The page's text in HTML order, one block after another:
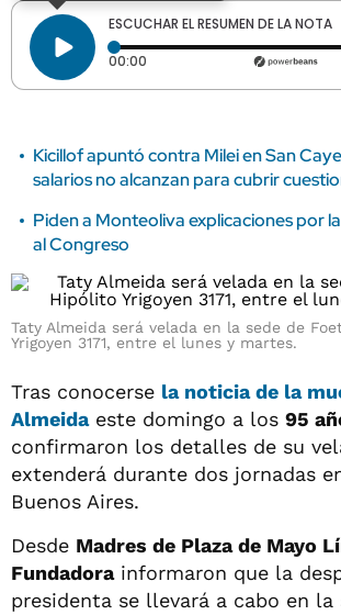
ESCUCHAR EL RESUMEN DE LA NOTA
00:00 Tiempo transcurrido: 0
Kicillof apuntó contra Milei en San
salarios no alcanzan para cubrir
Piden a Monteoliva explicaciones por
al Congreso
Taty Almeida será velada en la sede de
Yrigoyen 3171, entre el lunes y martes.
Tras conocerse la noticia de la
Almeidaeste domingo a los 95
confirmaron los detalles de su
extenderá durante dos jornadas
Buenos Aires.
Desde Madres de Plaza de Mayo
Fundadorainformaron que la
presidenta se llevará a cabo en la